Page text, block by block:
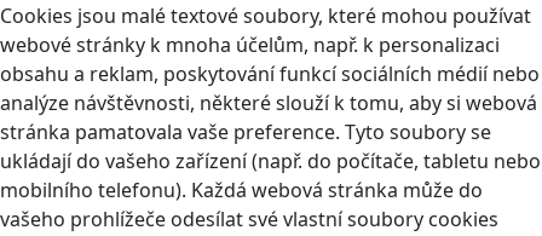
Cookies jsou malé textové soubory, které mohou používat
webové stránky k mnoha účelům, např. k personalizaci
obsahu a reklam, poskytování funkcí sociálních médií nebo
analýze návštěvnosti, některé slouží k tomu, aby si webová
stránka pamatovala vaše preference. Tyto soubory se
ukládají do vašeho zařízení (např. do počítače, tabletu nebo
mobilního telefonu). Každá webová stránka může do
vašeho prohlížeče odesílat své vlastní soubory cookies